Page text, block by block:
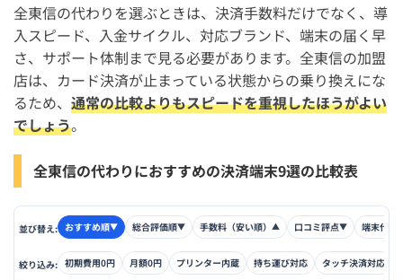
全東信の代わりを選ぶときは、決済手数料だけでなく、導
入スピード、入金サイクル、対応ブランド、端末の届く早
さ、サポート体制まで見る必要があります。全東信の加盟
店は、カード決済が止まっている状態からの乗り換えにな
るため、 通常の比較よりもスピードを重視したほうがよい
でしょう。
全東信の代わりにおすすめの決済端末9選の比較表
並び替え: おすすめ順▼ 総合評価順▼ 手数料（安い順） ▲ 口コミ評点▼ 端末代金
絞り込み: 初期費用0円 月額0円 プリンター内蔵 持ち運び対応 タッチ決済対応